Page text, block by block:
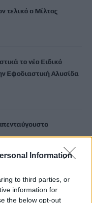
Information
to third parties, or
information for
the below opt-out
τελικό ο Μίλτος
το νέο Ειδικό
Εφοδιαστική Αλυσίδα